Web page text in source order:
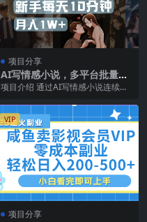
项目分享
AI写情感小说，多平台批量发
布，新手每天10分钟也能月入
项目介绍 通过AI写情感小说连续
当下最火！简单零成...
VIP
项目分享